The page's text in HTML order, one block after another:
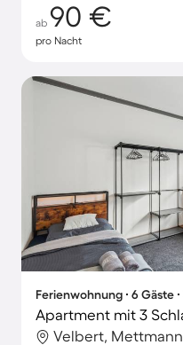
ab 90 €
pro Nacht
Ferienwohnung ∙ 6 Gäste
Apartment mit 3
Velbert,